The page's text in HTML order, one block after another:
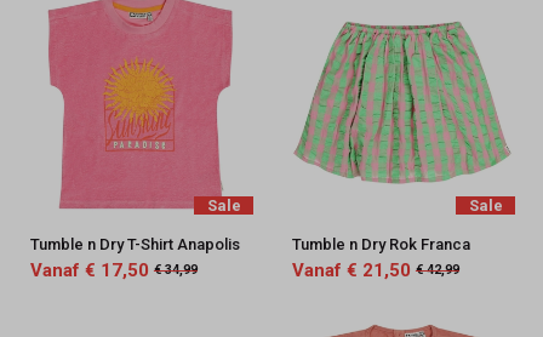
Sale
Tumble n Dry T-Shirt Anapolis
Vanaf € 17,50 € 34,99
Sale
Tumble n Dry Rok Franca
Vanaf € 21,50 € 42,99